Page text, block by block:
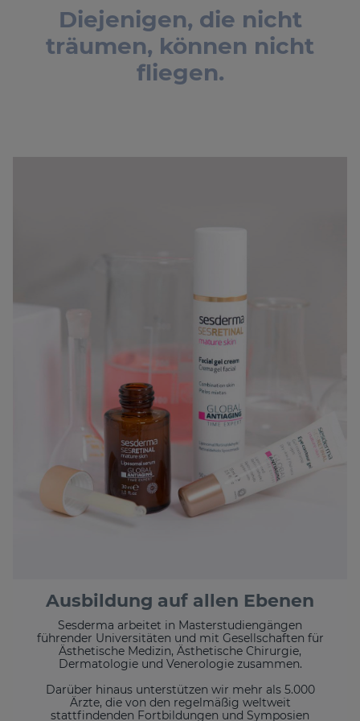
Diejenigen, die nicht
träumen, können nicht
fliegen.
Ausbildung auf allen Ebenen
Sesderma arbeitet in Masterstudiengängen
führender Universitäten und mit Gesellschaften für
Ästhetische Medizin, Ästhetische Chirurgie,
Dermatologie und Venerologie zusammen.
Darüber hinaus unterstützen wir mehr als 5.000
Ärzte, die von den regelmäßig weltweit
stattfindenden Fortbildungen und Symposien